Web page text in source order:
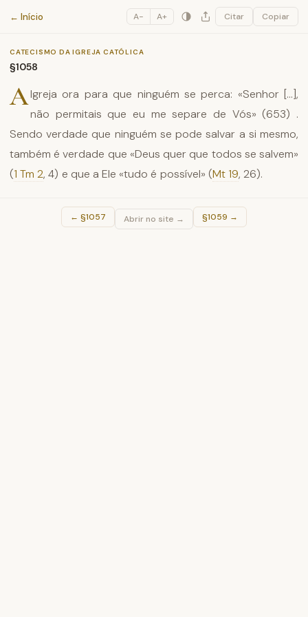
Catecismo da Igreja Católica
← Início A− A+ Citar Copiar
CATECISMO DA IGREJA CATÓLICA
§1058
AIgreja ora para que ninguém se perca: «Senhor [...],
não permitais que eu me separe de Vós» (653) .
Sendo verdade que ninguém se pode salvar a si mesmo,
também é verdade que «Deus quer que todos se salvem»
(1 Tm 2, 4) e que a Ele «tudo é possível» (Mt 19, 26).
← §1057 Abrir no site → §1059 →